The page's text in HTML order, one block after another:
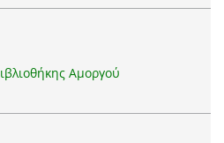
Αμοργού